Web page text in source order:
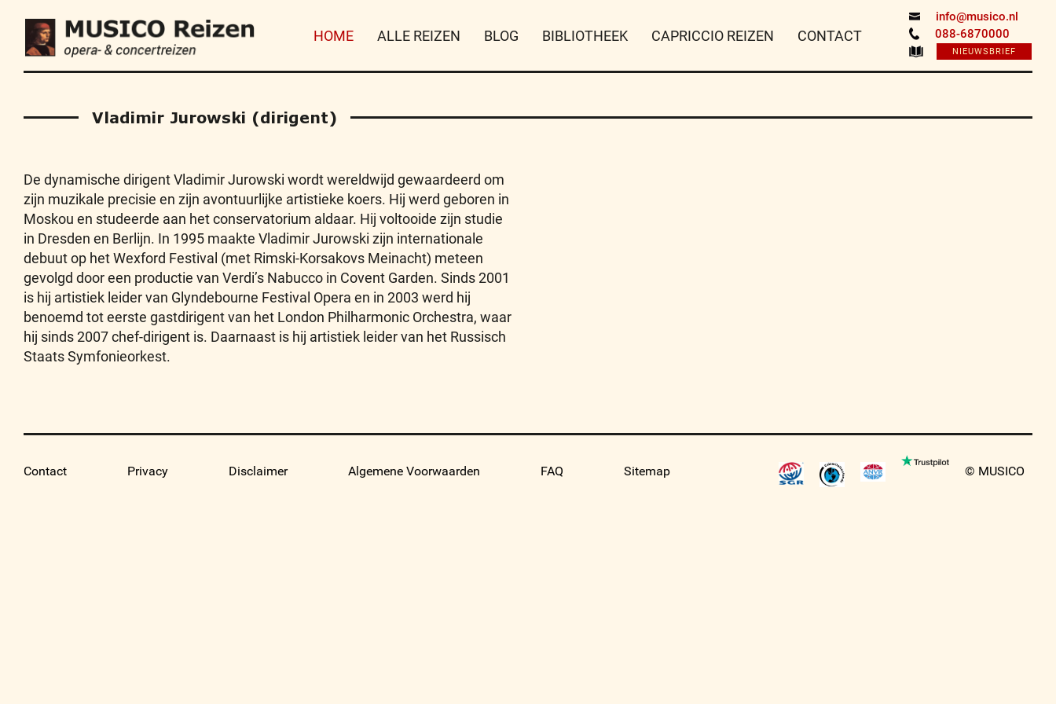
info@musico.nl
088-6870000
NIEUWSBRIEF
HOME ALLE REIZEN BLOG BIBLIOTHEEK CAPRICCIO REIZEN CONTACT
Vladimir Jurowski (dirigent)
De dynamische dirigent Vladimir Jurowski wordt wereldwijd gewaardeerd om
zijn muzikale precisie en zijn avontuurlijke artistieke koers. Hij werd geboren in
Moskou en studeerde aan het conservatorium aldaar. Hij voltooide zijn studie
in Dresden en Berlijn. In 1995 maakte Vladimir Jurowski zijn internationale
debuut op het Wexford Festival (met Rimski-Korsakovs Meinacht) meteen
gevolgd door een productie van Verdi’s Nabucco in Covent Garden. Sinds 2001
is hij artistiek leider van Glyndebourne Festival Opera en in 2003 werd hij
benoemd tot eerste gastdirigent van het London Philharmonic Orchestra, waar
hij sinds 2007 chef-dirigent is. Daarnaast is hij artistiek leider van het Russisch
Staats Symfonieorkest.
Contact Privacy Disclaimer Algemene Voorwaarden FAQ Sitemap © MUSICO